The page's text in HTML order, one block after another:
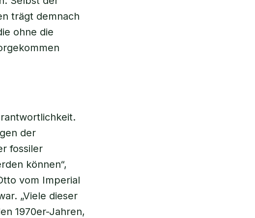
trägt demnach
ohne die
der
fossiler
können“,
vom Imperial
„Viele dieser
1970er-Jahren,